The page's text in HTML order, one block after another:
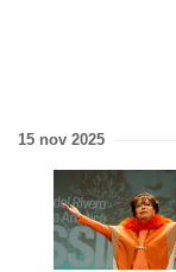
15 nov 2025